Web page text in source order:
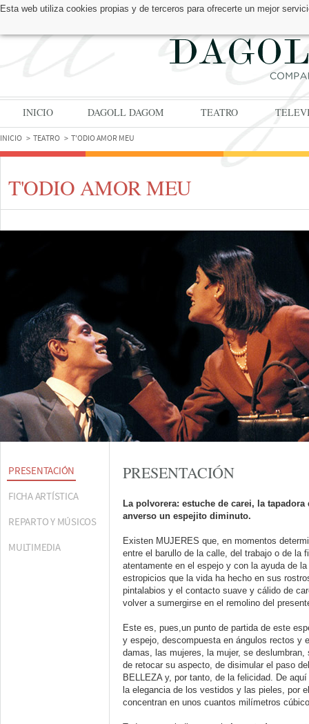
Esta web utiliza cookies propias y de terceros para ofrecerte un mejor
ENCUÉNTRANOS EN:
INICIO DAGOLL DAGOM TEATRO
INICIO TEATRO T'ODIO AMOR MEU
T'ODIO AMOR MEU
PRESENTACIÓN
FICHA ARTÍSTICA
REPARTO Y MÚSICOS
MULTIMEDIA
PRESENTACIÓN
La polvorera: estuche de carei, la
anverso un espejito diminuto.
Existen MUJERES que, en momentos
entre el barullo de la calle, del trabajo o de la
atentamente en el espejo y con la ayuda de
estropicios que la vida ha hecho en sus
pintalabios y el contacto suave y cálido de
volver a sumergirse en el remolino del
Este es, pues,un punto de partida de este
y espejo, descompuesta en ángulos rectos y
damas, las mujeres, la mujer, se
de retocar su aspecto, de disimular el paso
BELLEZA y, por tanto, de la felicidad. De
la elegancia de los vestidos y las pieles, por
concentran en unos cuantos milímetros